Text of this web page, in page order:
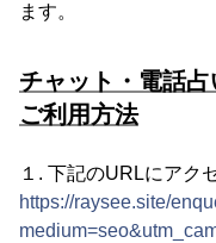
ます。
チャット・電話
ご利用方法
１. 下記のURLにアク
https://raysee.site/